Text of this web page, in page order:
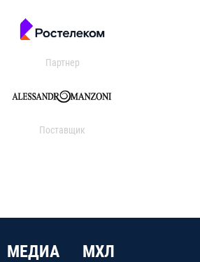
Партнер
Поставщик
МЕДИА МХЛ